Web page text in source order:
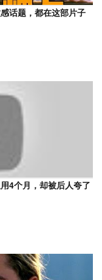
话题，都在这部片子
4个月，却被后人夸了